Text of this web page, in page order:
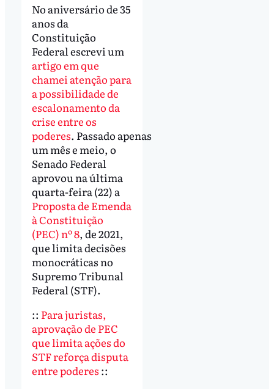
No aniversário de 35
anos da
Constituição
Federal escrevi um
artigo em que
chamei atenção para
a possibilidade de
escalonamento da
crise entre os
poderes. Passado apenas
um mês e meio, o
Senado Federal
aprovou na última
quarta-feira (22) a
Proposta de Emenda
à Constituição
(PEC) nº 8, de 2021,
que limita decisões
monocráticas no
Supremo Tribunal
Federal (STF).
:: Para juristas,
aprovação de PEC
que limita ações do
STF reforça disputa
entre poderes ::